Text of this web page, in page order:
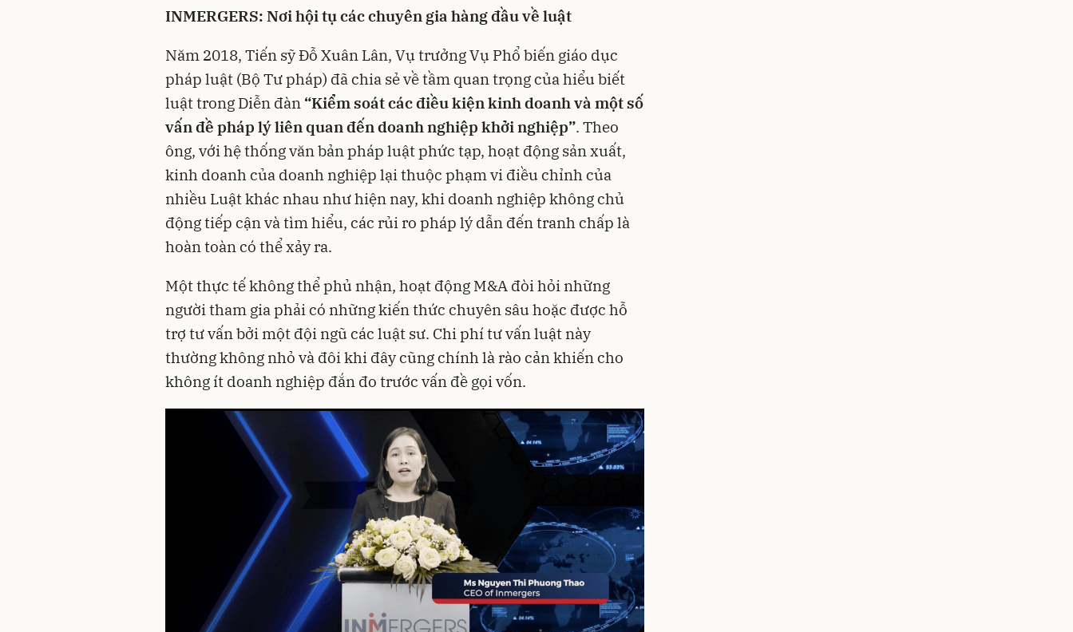
INMERGERS: Nơi hội tụ các chuyên gia hàng đầu về luật
Năm 2018, Tiến sỹ Đỗ Xuân Lân, Vụ trưởng Vụ Phổ biến giáo dục
pháp luật (Bộ Tư pháp) đã chia sẻ về tầm quan trọng của hiểu biết
luật trong Diễn đàn “Kiểm soát các điều kiện kinh doanh và một số
vấn đề pháp lý liên quan đến doanh nghiệp khởi nghiệp”. Theo
ông, với hệ thống văn bản pháp luật phức tạp, hoạt động sản xuất,
kinh doanh của doanh nghiệp lại thuộc phạm vi điều chỉnh của
nhiều Luật khác nhau như hiện nay, khi doanh nghiệp không chủ
động tiếp cận và tìm hiểu, các rủi ro pháp lý dẫn đến tranh chấp là
hoàn toàn có thể xảy ra.
Một thực tế không thể phủ nhận, hoạt động M&A đòi hỏi những
người tham gia phải có những kiến thức chuyên sâu hoặc được hỗ
trợ tư vấn bởi một đội ngũ các luật sư. Chi phí tư vấn luật này
thường không nhỏ và đôi khi đây cũng chính là rào cản khiến cho
không ít doanh nghiệp đắn đo trước vấn đề gọi vốn.